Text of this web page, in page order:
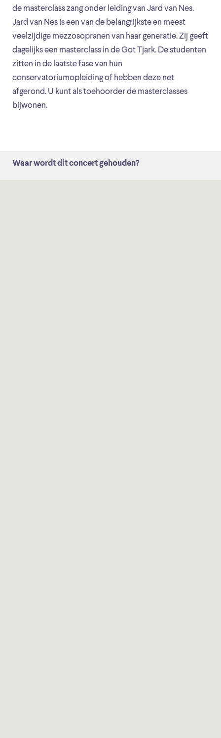
de masterclass zang onder leiding van Jard van Nes.
Jard van Nes is een van de belangrijkste en meest
veelzijdige mezzosopranen van haar generatie. Zij geeft
dagelijks een masterclass in de Got Tjark. De studenten
zitten in de laatste fase van hun
conservatoriumopleiding of hebben deze net
afgerond. U kunt als toehoorder de masterclasses
bijwonen.
Waar wordt dit concert gehouden?